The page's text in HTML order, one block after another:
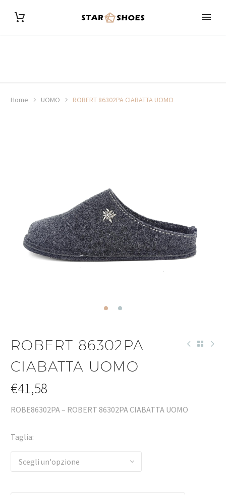
Home UOMO ROBERT 86302PA CIABATTA UOMO
ROBERT 86302PA
CIABATTA UOMO
€41,58
ROBE86302PA – ROBERT 86302PA CIABATTA UOMO
Taglia
Scegli un'opzione